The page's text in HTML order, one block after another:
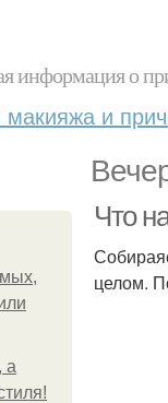
информация о
и
а
Что
целом.